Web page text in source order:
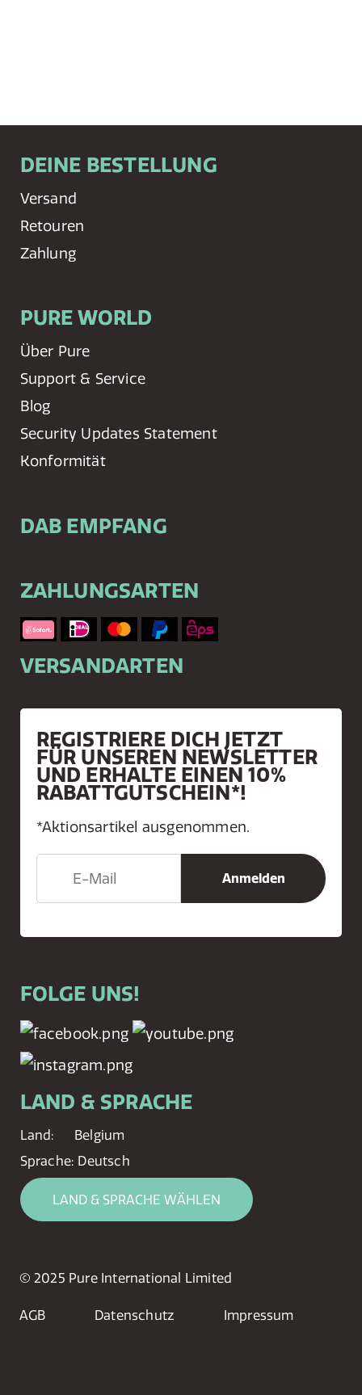
DEINE BESTELLUNG
Versand
Retouren
Zahlung
PURE WORLD
Über Pure
Support & Service
Blog
Security Updates Statement
Konformität
DAB EMPFANG
ZAHLUNGSARTEN
VERSANDARTEN
REGISTRIERE DICH JETZT
FÜR UNSEREN NEWSLETTER
UND ERHALTE EINEN 10%
RABATTGUTSCHEIN*!
*Aktionsartikel ausgenommen.
FOLGE UNS!
LAND & SPRACHE
Land:
Belgium
Sprache: Deutsch
LAND & SPRACHE WÄHLEN
© 2025 Pure International Limited
AGB Datenschutz Impressum